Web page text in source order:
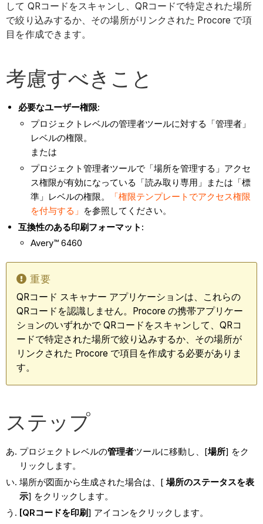
して QRコードをスキャンし、QRコードで特定された場所
で絞り込みするか、その場所がリンクされた Procore で項
目を作成できます。
考慮すべきこと
必要なユーザー権限:
プロジェクトレベルの管理者ツールに対する「管理者」
レベルの権限。
または
プロジェクト管理者ツールで「場所を管理する」アクセ
ス権限が有効になっている「読み取り専用」または「標
準」レベルの権限。
「権限テンプレートでアクセス権限
を付与する」 を参照してください。
互換性のある印刷フォーマット:
Avery™ 6460
重要
QRコード スキャナー アプリケーションは、これらの
QRコードを認識しません。Procore の携帯アプリケー
ションのいずれかで QRコードをスキャンして、QRコ
ードで特定された場所で絞り込みするか、その場所が
リンクされた Procore で項目を作成する必要がありま
す。
ステップ
プロジェクトレベルの管理者ツールに移動し、[場所] をク
リックします。
場所が図面から生成された場合は、[場所のステータスを表
示] をクリックします。
[QRコードを印刷] アイコンをクリックします。